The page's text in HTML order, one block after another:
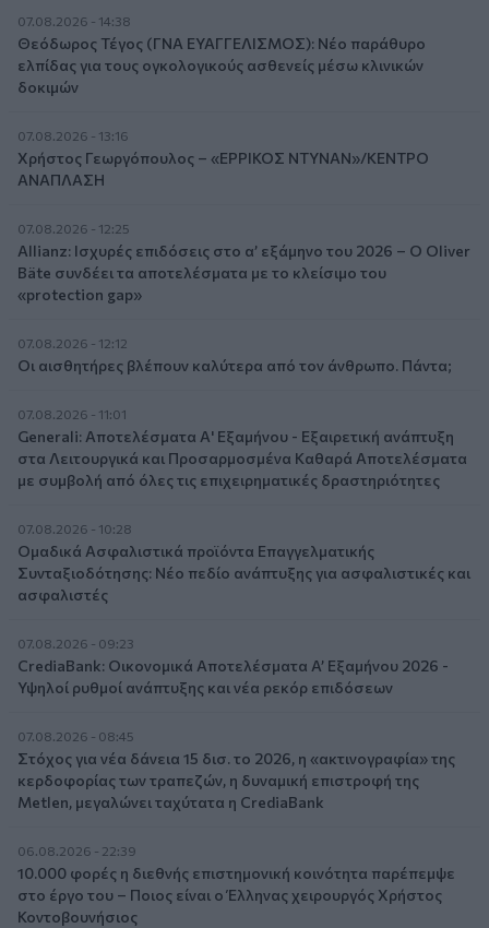
07.08.2026 - 14:38
Θεόδωρος Τέγος (ΓΝΑ ΕΥΑΓΓΕΛΙΣΜΟΣ): Νέο παράθυρο
ελπίδας για τους ογκολογικούς ασθενείς μέσω κλινικών
δοκιμών
07.08.2026 - 13:16
Χρήστος Γεωργόπουλος – «ΕΡΡΙΚΟΣ ΝΤΥΝΑΝ»/ΚΕΝΤΡΟ
ΑΝΑΠΛΑΣΗ
07.08.2026 - 12:25
Allianz: Ισχυρές επιδόσεις στο α’ εξάμηνο του 2026 – Ο Oliver
Bäte συνδέει τα αποτελέσματα με το κλείσιμο του
«protection gap»
07.08.2026 - 12:12
Οι αισθητήρες βλέπουν καλύτερα από τον άνθρωπο. Πάντα;
07.08.2026 - 11:01
Generali: Αποτελέσματα Α' Εξαμήνου - Εξαιρετική ανάπτυξη
στα Λειτουργικά και Προσαρμοσμένα Καθαρά Αποτελέσματα
με συμβολή από όλες τις επιχειρηματικές δραστηριότητες
07.08.2026 - 10:28
Ομαδικά Ασφαλιστικά προϊόντα Επαγγελματικής
Συνταξιοδότησης: Νέο πεδίο ανάπτυξης για ασφαλιστικές και
ασφαλιστές
07.08.2026 - 09:23
CrediaBank: Οικονομικά Αποτελέσματα A’ Εξαμήνου 2026 -
Υψηλοί ρυθμοί ανάπτυξης και νέα ρεκόρ επιδόσεων
07.08.2026 - 08:45
Στόχος για νέα δάνεια 15 δισ. το 2026, η «ακτινογραφία» της
κερδοφορίας των τραπεζών, η δυναμική επιστροφή της
Metlen, μεγαλώνει ταχύτατα η CrediaBank
06.08.2026 - 22:39
10.000 φορές η διεθνής επιστημονική κοινότητα παρέπεμψε
στο έργο του – Ποιος είναι ο Έλληνας χειρουργός Χρήστος
Κοντοβουνήσιος